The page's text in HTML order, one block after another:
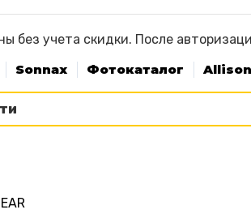
без учета скидки. После
Sonnax Фотокаталог Allison